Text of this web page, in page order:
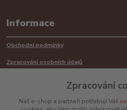
Informace
Obchodní podmínky
Zpracování osobních údajů
Zpracování
Náš e-shop a partneři potřebují Váš